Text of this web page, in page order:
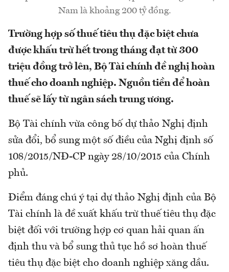
Nam là khoảng 200 tỷ đồng.
Trường hợp số thuế tiêu thụ đặc biệt chưa
được khấu trừ hết trong tháng đạt từ 300
triệu đồng trở lên, Bộ Tài chính đề nghị hoàn
thuế cho doanh nghiệp. Nguồn tiền để hoàn
thuế sẽ lấy từ ngân sách trung ương.
Bộ Tài chính vừa công bố dự thảo Nghị định
sửa đổi, bổ sung một số điều của Nghị định số
108/2015/NĐ-CP ngày 28/10/2015 của Chính
phủ.
Điểm đáng chú ý tại dự thảo Nghị định của Bộ
Tài chính là đề xuất khấu trừ thuế tiêu thụ đặc
biệt đối với trường hợp cơ quan hải quan ấn
định thu và bổ sung thủ tục hồ sơ hoàn thuế
tiêu thụ đặc biệt cho doanh nghiệp xăng dầu.